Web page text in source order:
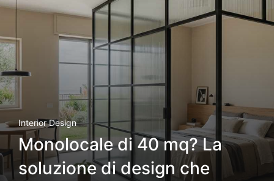
Interior Design
Monolocale di 40 mq? La
soluzione di design che